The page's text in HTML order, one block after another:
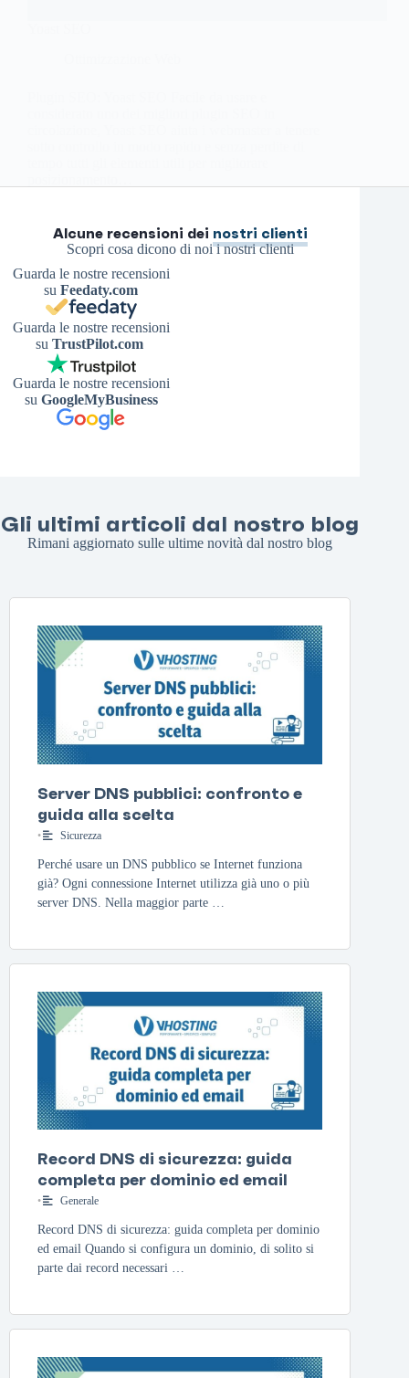
Alcune recensioni dei nostri clienti
Scopri cosa dicono di noi i nostri clienti
Guarda le nostre recensioni
suFeedaty.com
Guarda le nostre recensioni
su TrustPilot.com
Guarda le nostre recensioni
su GoogleMyBusiness
Gli ultimi articoli dal nostro blog
Rimani aggiornato sulle ultime novità dal nostro blog
Server DNS pubblici: confronto e
guida alla scelta
• Sicurezza
Perché usare un DNS pubblico se Internet funziona
già? Ogni connessione Internet utilizza già uno o più
server DNS. Nella maggior parte …
Record DNS di sicurezza: guida
completa per dominio ed email
• Generale
Record DNS di sicurezza: guida completa per dominio
ed email Quando si configura un dominio, di solito si
parte dai record necessari …